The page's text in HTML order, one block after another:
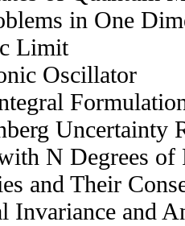
in One
Limit
Oscillator
Uncertainty
N Degrees of
and Their
Invariance and